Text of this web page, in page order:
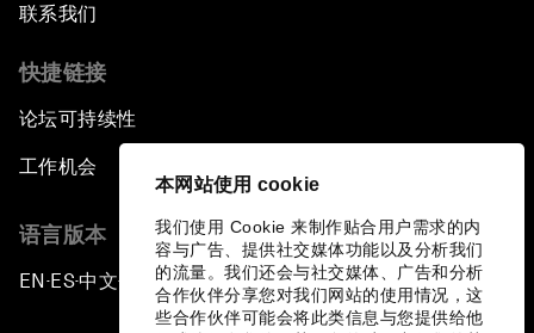
本网站使用 cookie
我们使用 Cookie 来制作贴合用户需求的内
容与广告、提供社交媒体功能以及分析我们
的流量。我们还会与社交媒体、广告和分析
合作伙伴分享您对我们网站的使用情况，这
些合作伙伴可能会将此类信息与您提供给他
联系我们
快捷链接
论坛可持续性
工作机会
语言版本
EN ▪ES▪中文▪ 日本語